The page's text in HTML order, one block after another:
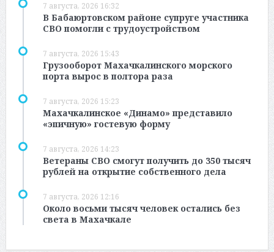
7 августа, 2026 16:32
В Бабаюртовском районе супруге участника
СВО помогли с трудоустройством
7 августа, 2026 15:43
Грузооборот Махачкалинского морского
порта вырос в полтора раза
7 августа, 2026 15:23
Махачкалинское «Динамо» представило
«эпичную» гостевую форму
7 августа, 2026 14:23
Ветераны СВО смогут получить до 350 тысяч
рублей на открытие собственного дела
7 августа, 2026 12:16
Около восьми тысяч человек остались без
света в Махачкале